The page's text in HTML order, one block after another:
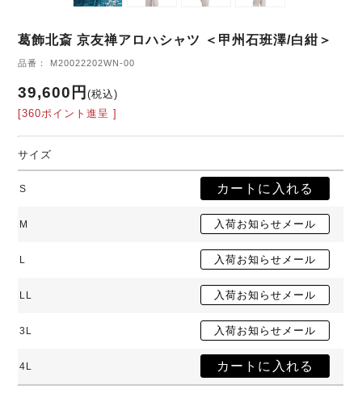
葛飾北斎 京友禅アロハシャツ ＜甲州石班澤/白紺＞
品番： M20022202WN-00
39,600円(税込)
[360ポイント進呈 ]
サイズ
S
M
L
LL
3L
4L